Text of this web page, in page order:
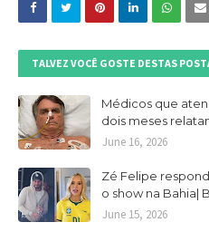
TALVEZ VOCÊ GOSTE DESTAS
Médicos que
dois meses
June 16, 2026
Zé Felipe
o show na Bahia|
June 15, 2026